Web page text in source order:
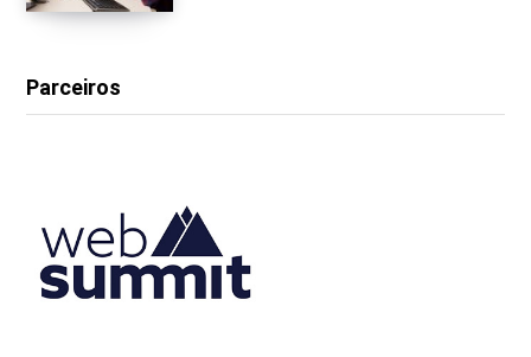
Parceiros